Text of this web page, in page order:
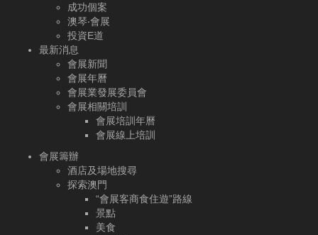
成功個案
澳琴‧會展
投資E道
最新消息
會展新聞
會展年曆
會展業發展委員會
會展相關培訓
會展培訓年曆
會展線上培訓
會展籌辦
酒店及場地搜尋
探索澳門
“會展客商食住遊”路線
景點
美食